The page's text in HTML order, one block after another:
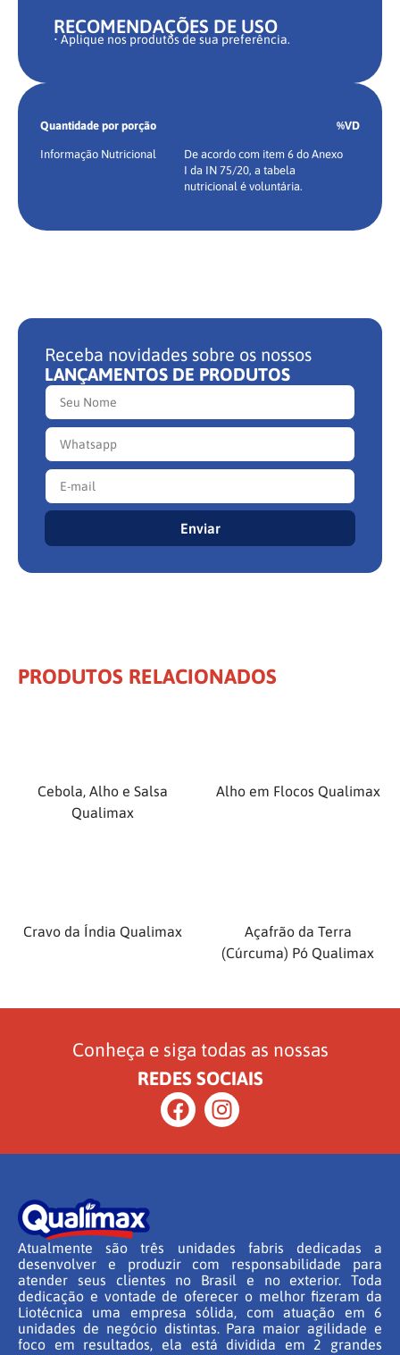
RECOMENDAÇÕES DE USO
• Aplique nos produtos de sua preferência.
Quantidade por porção %VD
Informação Nutricional
De acordo com item 6 do Anexo
I da IN 75/20, a tabela
nutricional é voluntária.
Receba novidades sobre os nossos
LANÇAMENTOS DE PRODUTOS
Enviar
PRODUTOS RELACIONADOS
Cebola, Alho e Salsa
Qualimax
Alho em Flocos Qualimax
Cravo da Índia Qualimax
Açafrão da Terra
(Cúrcuma) Pó Qualimax
Conheça e siga todas as nossas
REDES SOCIAIS
Atualmente são três unidades fabris dedicadas a
desenvolver e produzir com responsabilidade para
atender seus clientes no Brasil e no exterior. Toda
dedicação e vontade de oferecer o melhor fizeram da
Liotécnica uma empresa sólida, com atuação em 6
unidades de negócio distintas. Para maior agilidade e
foco em resultados, ela está dividida em 2 grandes